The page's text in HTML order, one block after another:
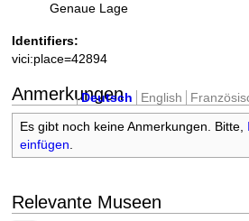
Genaue Lage
Identifiers:
vici:place=42894
Anmerkungen
Deutsch English
Es gibt noch keine Anmerkungen. Bitte,
einfügen
Relevante Museen